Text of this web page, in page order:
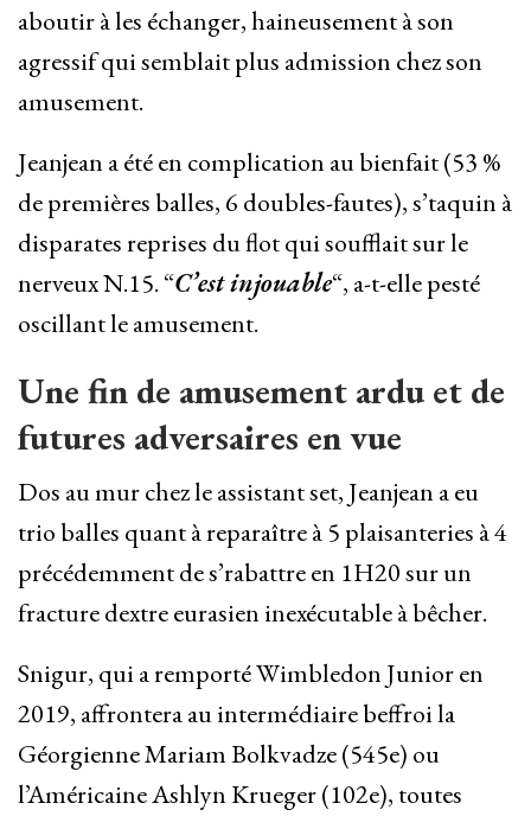
aboutir à les échanger, haineusement à son
agressif qui semblait plus admission chez son
amusement.
Jeanjean a été en complication au bienfait (53 %
de premières balles, 6 doubles-fautes), s’taquin à
disparates reprises du flot qui soufflait sur le
nerveux N.15. “C’est injouable“, a-t-elle pesté
oscillant le amusement.
Une fin de amusement ardu et de
futures adversaires en vue
Dos au mur chez le assistant set, Jeanjean a eu
trio balles quant à reparaître à 5 plaisanteries à 4
précédemment de s’rabattre en 1H20 sur un
fracture dextre eurasien inexécutable à bêcher.
Snigur, qui a remporté Wimbledon Junior en
2019, affrontera au intermédiaire beffroi la
Géorgienne Mariam Bolkvadze (545e) ou
l’Américaine Ashlyn Krueger (102e), toutes